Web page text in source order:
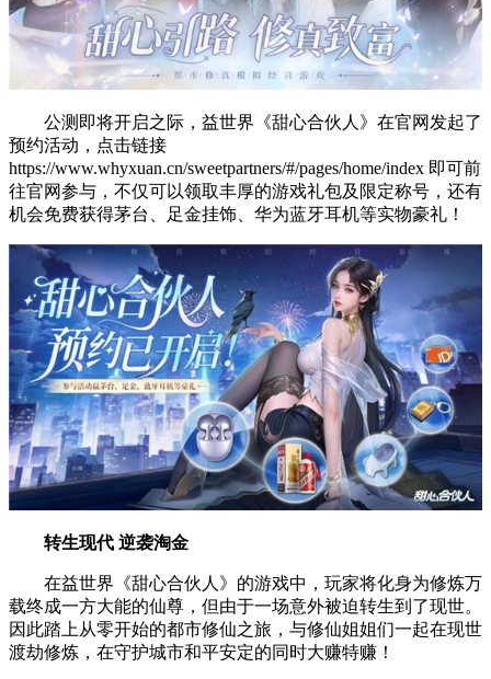
公测即将开启之际，益世界《甜心合伙人》在官网发起了
预约活动，点击链接
https://www.whyxuan.cn/sweetpartners/#/pages/home/index 即可前
往官网参与，不仅可以领取丰厚的游戏礼包及限定称号，还有
机会免费获得茅台、足金挂饰、华为蓝牙耳机等实物豪礼！
转生现代 逆袭淘金
在益世界《甜心合伙人》的游戏中，玩家将化身为修炼万
载终成一方大能的仙尊，但由于一场意外被迫转生到了现世。
因此踏上从零开始的都市修仙之旅，与修仙姐姐们一起在现世
渡劫修炼，在守护城市和平安定的同时大赚特赚！